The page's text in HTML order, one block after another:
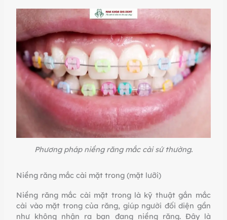
Phương pháp niềng răng mắc cài sứ thường.
Niềng răng mắc cài mặt trong (mặt lưỡi)
Niềng răng mắc cài mặt trong là kỹ thuật gắn mắc
cài vào mặt trong của răng, giúp người đối diện gần
như không nhận ra bạn đang niềng răng. Đây là